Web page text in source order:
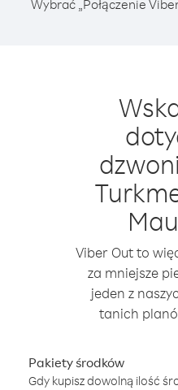
Wybrać „Połączenie
Viber Out to
za mniejsze
jeden z
tanich
Pakiety środków
Gdy kupisz dowolną ilość